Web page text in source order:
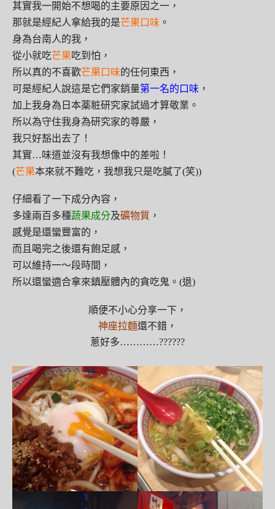
其實我一開始不想喝的主要原因之一，
那就是經紀人拿給我的是芒果口味 。
身為台南人的我，
從小就吃芒果吃到怕，
所以真的不喜歡芒果口味的任何東西，
可是經紀人說這是它們家銷量第一名的口味 ，
加上我身為日本薬粧研究家試過才算敬業。
所以為守住我身為研究家的尊嚴，
我只好豁出去了！
其實…味道並沒有我想像中的差啦！
(芒果本來就不難吃，我想我只是吃膩了(笑))
仔細看了一下成分內容，
多達兩百多種蔬果成分及礦物質 ，
感覺是還蠻豐富的，
而且喝完之後還有飽足感，
可以維持一～段時間，
所以還蠻適合拿來鎮壓體內的貪吃鬼。(退)
順便不小心分享一下，
神座拉麵還不錯，
蔥好多…………??????